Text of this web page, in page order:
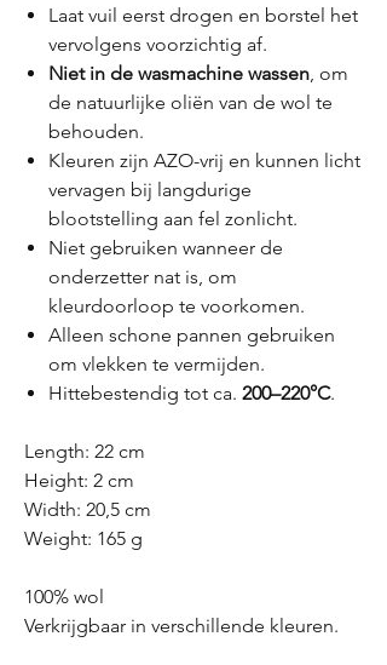
Laat vuil eerst drogen en borstel het
vervolgens voorzichtig af.
Niet in de wasmachine wassen, om
de natuurlijke oliën van de wol te
behouden.
Kleuren zijn AZO-vrij en kunnen licht
vervagen bij langdurige
blootstelling aan fel zonlicht.
Niet gebruiken wanneer de
onderzetter nat is, om
kleurdoorloop te voorkomen.
Alleen schone pannen gebruiken
om vlekken te vermijden.
Hittebestendig tot ca. 200–220°C.
Length: 22 cm
Height: 2 cm
Width: 20,5 cm
Weight: 165 g
100% wol
Verkrijgbaar in verschillende kleuren.